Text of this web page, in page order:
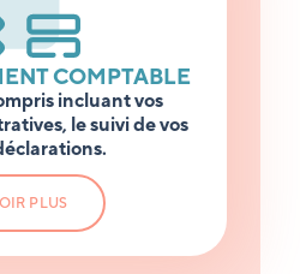
COMPTABLE
incluant vos
le suivi de vos
PLUS